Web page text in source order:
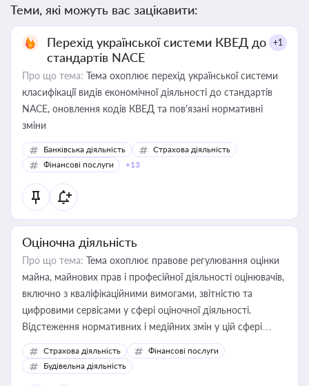
Теми, які можуть вас зацікавити:
Перехід української системи КВЕД до
стандартів NACE
+1
Про що тема: Тема охоплює перехід української системи
класифікації видів економічної діяльності до стандартів
NACE, оновлення кодів КВЕД та пов'язані нормативні
зміни
Банківська діяльність
Страхова діяльність
Фінансові послуги
+13
Оціночна діяльність
Про що тема: Тема охоплює правове регулювання оцінки
майна, майнових прав і професійної діяльності оцінювачів,
включно з кваліфікаційними вимогами, звітністю та
цифровими сервісами у сфері оціночної діяльності.
Відстеження нормативних і медійних змін у цій сфері
корисне для власника бізнесу, керівника, юриста або
бухгалтера під час оподаткування, приватизації, оренди
державного майна, корпоративних угод і перевірки
Страхова діяльність
Фінансові послуги
Будівельна діяльність